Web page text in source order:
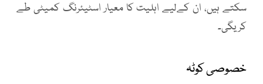
سکتے ہیں، ان کےلیے اہلیت کا معیار اسٹیئرنگ کمیٹی طے
کریگی۔
خصوصی کوٹہ